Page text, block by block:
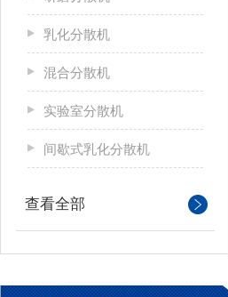
乳化分散机
混合分散机
实验室分散机
间歇式乳化分散机
查看全部